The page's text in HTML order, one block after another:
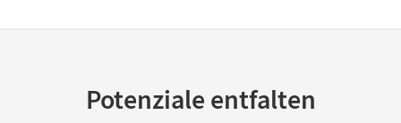
Potenziale entfalten